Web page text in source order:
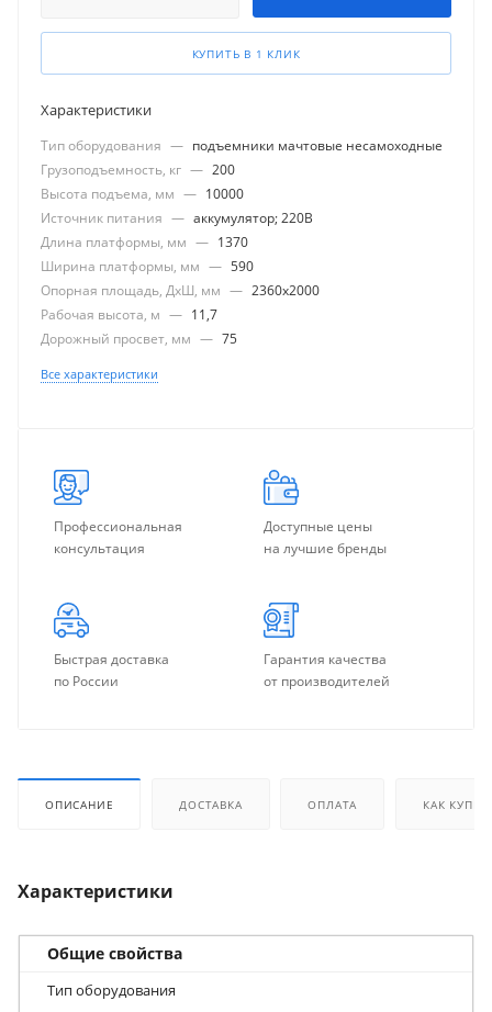
КУПИТЬ В 1 КЛИК
Характеристики
Тип оборудования — подъемники мачтовые несамоходные
Грузоподъемность, кг — 200
Высота подъема, мм — 10000
Источник питания — аккумулятор; 220В
Длина платформы, мм — 1370
Ширина платформы, мм — 590
Опорная площадь, ДхШ, мм — 2360x2000
Рабочая высота, м — 11,7
Дорожный просвет, мм — 75
Все характеристики
Профессиональная
консультация
Доступные цены
на лучшие бренды
Быстрая доставка
по России
Гарантия качества
от производителей
ОПИСАНИЕ ДОСТАВКА ОПЛАТА КАК
Характеристики
Общие свойства
Тип оборудования